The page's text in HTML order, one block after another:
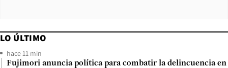
LO ÚLTIMO
hace 11 min
Fujimori anuncia política para combatir la delincuencia en